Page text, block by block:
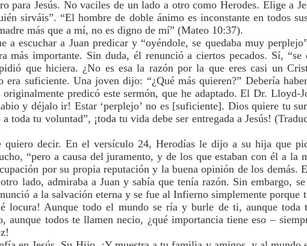
para Jesús. No vaciles de un lado a otro como Herodes. Elige a
sirváis”. “El hombre de doble ánimo es inconstante en todos
más que a mí, no es digno de mí” (Mateo 10:37).
a escuchar a Juan predicar y “oyéndole, se quedaba muy
más importante. Sin duda, él renunció a ciertos pecados. Sí, “se
que hiciera. ¿No es esa la razón por la que eres casi un
era suficiente. Una joven dijo: “¿Qué más quieren?” Debería
predicó este sermón, que he adaptado. El Dr. Lloyd-
y déjalo ir! Estar ‘perplejo’ no es [suficiente]. Dios quiere tu
toda tu voluntad”, ¡toda tu vida debe ser entregada a Jesús!
quiero decir. En el versículo 24, Herodías le dijo a su hija que
“pero a causa del juramento, y de los que estaban con él a la
por su propia reputación y la buena opinión de los demás.
lado, admiraba a Juan y sabía que tenía razón. Sin embargo,
a la salvación eterna y se fue al Infierno simplemente porque
locura! Aunque todo el mundo se ría y burle de ti, aunque
aunque todos te llamen necio, ¿qué importancia tiene eso –